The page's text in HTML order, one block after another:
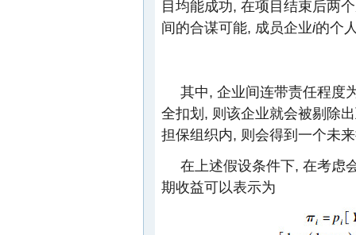
目均能成功, 在项目结束后两
间的合谋可能, 成员企业i的个
其中, 企业间连带责任程度
全扣划, 则该企业就会被剔除
担保组织内, 则会得到一个未
在上述假设条件下, 在考虑
期收益可以表示为